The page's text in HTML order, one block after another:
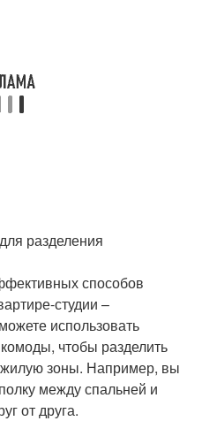
разделения
способов
студии –
использовать
чтобы разделить
жилую зоны. Например, вы
между спальней и
от друга.